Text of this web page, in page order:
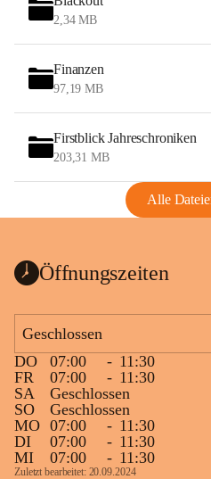
2,34 MB
Finanzen
97,19 MB
Firstblick Jahreschroniken
203,31 MB
Alle
Öffnungszeiten
Geschlossen
DO
07:00 - 11:30
FR
07:00 - 11:30
SA
Geschlossen
SO
Geschlossen
MO 07:00 - 11:30
DI
07:00 - 11:30
MI
07:00 - 11:30
Zuletzt bearbeitet: 20.09.2024